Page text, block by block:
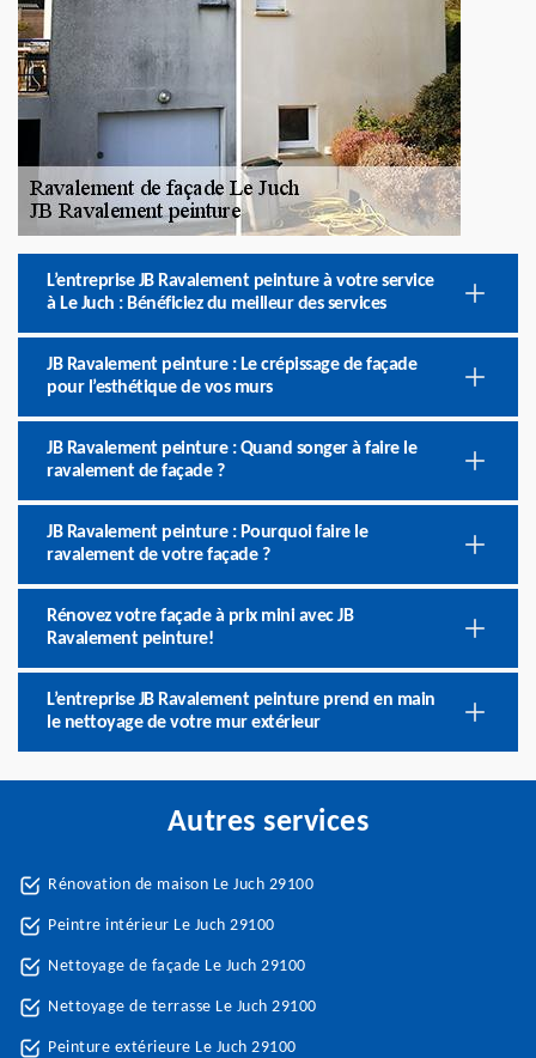
L’entreprise JB Ravalement peinture à votre service
à Le Juch : Bénéficiez du meilleur des services
JB Ravalement peinture : Le crépissage de façade
pour l’esthétique de vos murs
JB Ravalement peinture : Quand songer à faire le
ravalement de façade ?
JB Ravalement peinture : Pourquoi faire le
ravalement de votre façade ?
Rénovez votre façade à prix mini avec JB
Ravalement peinture!
L’entreprise JB Ravalement peinture prend en main
le nettoyage de votre mur extérieur
Autres services
Rénovation de maison Le Juch 29100
Peintre intérieur Le Juch 29100
Nettoyage de façade Le Juch 29100
Nettoyage de terrasse Le Juch 29100
Peinture extérieure Le Juch 29100